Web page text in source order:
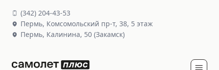
(342) 204-43-53
Пермь, Комсомольский пр-т, 38, 5 этаж
Пермь, Калинина, 50 (Закамск)